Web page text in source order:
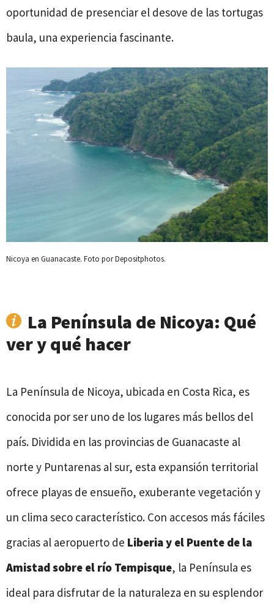
oportunidad de presenciar el desove de las tortugas
baula, una experiencia fascinante.
Nicoya en Guanacaste. Foto por Depositphotos.
La Península de Nicoya: Qué
ver y qué hacer
La Península de Nicoya, ubicada en Costa Rica, es
conocida por ser uno de los lugares más bellos del
país. Dividida en las provincias de Guanacaste al
norte y Puntarenas al sur, esta expansión territorial
ofrece playas de ensueño, exuberante vegetación y
un clima seco característico. Con accesos más fáciles
gracias al aeropuerto de Liberia y el Puente de la
Amistad sobre el río Tempisque, la Península es
ideal para disfrutar de la naturaleza en su esplendor